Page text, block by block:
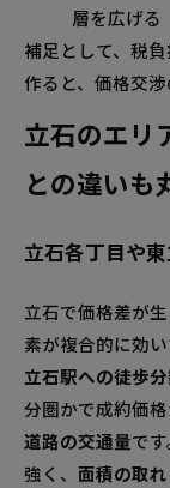
層を広げる
補足として、税
作ると、価格交
立石のエリ
との違いも
立石各丁目や
立石で価格差が
素が複合的に効
立石駅への徒歩
分圏かで成約価
道路の交通量で
強く、 面積の取